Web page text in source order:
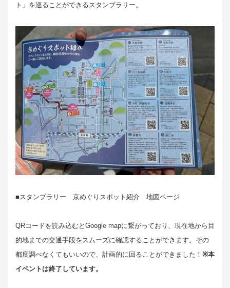
ト」を巡ることができるスタンプラリー。
■スタンプラリー 京めぐりスポット紹介 地図ページ
QRコードを読み込むとGoogle mapに繋がっており、現在地から目
的地までの交通手段をスムーズに確認することができます。その
都度調べなくてもいいので、計画的に回ることができました！ ※本
イベントは終了しています。